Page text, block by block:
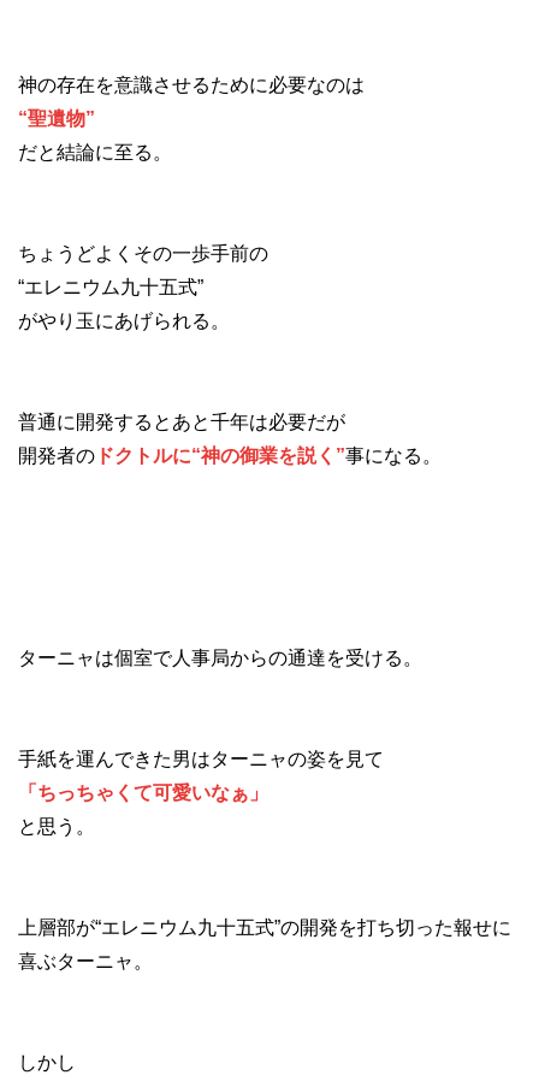
神の存在を意識させるために必要なのは
“聖遺物”
だと結論に至る。
ちょうどよくその一歩手前の
“エレニウム九十五式”
がやり玉にあげられる。
普通に開発するとあと千年は必要だが
開発者の ドクトルに“神の御業を説く”事になる。
ターニャは個室で人事局からの通達を受ける。
手紙を運んできた男はターニャの姿を見て
「ちっちゃくて可愛いなぁ」
と思う。
上層部が“エレニウム九十五式”の開発を打ち切った報せに
喜ぶターニャ。
しかし